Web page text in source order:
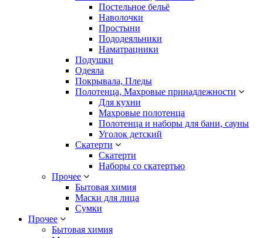
Постельное бельё
Наволочки
Простыни
Пододеяльники
Наматрацники
Подушки
Одеяла
Покрывала, Пледы
Полотенца, Махровые принадлежности
Для кухни
Махровые полотенца
Полотенца и наборы для бани, сауны
Уголок детский
Скатерти
Скатерти
Наборы со скатертью
Прочее
Бытовая химия
Маски для лица
Сумки
Прочее
Бытовая химия